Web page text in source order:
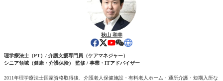
秋山 和幸
理学療法士（PT）/ 介護支援専門員（ケアマネジャー）
シニア領域（健康・介護保険） 監修 / 事業・ITアドバイザー
2011年理学療法士国家資格取得後、介護老人保健施設・有料老人ホーム・通所介護・短期入所な